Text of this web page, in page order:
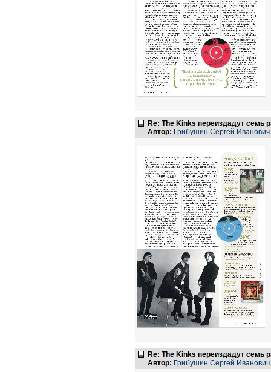
Re: The Kinks переиздадут семь
Автор: Грибушин Сергей Иванович
Re: The Kinks переиздадут семь
Автор: Грибушин Сергей Иванович